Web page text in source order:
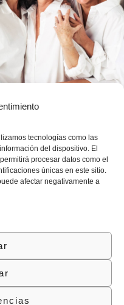
tecnologías como las
del dispositivo. El
procesar datos como el
únicas en este sitio.
afectar negativamente a
(+34)
935
los derechos